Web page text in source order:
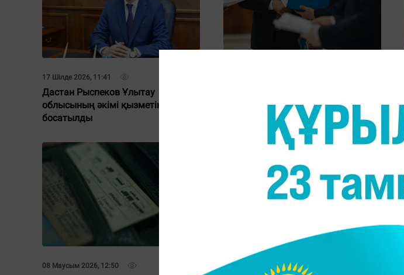
17 Шілде 2026, 11:41
Дастан Рыспеков Ұлытау
облысының әкімі қызметінен
босатылды
облыстарының жаңа әкімдерін
тағайындау үшін жиналады
08 Маусым 2026, 12:50 13 Мамыр 2026, 09:54